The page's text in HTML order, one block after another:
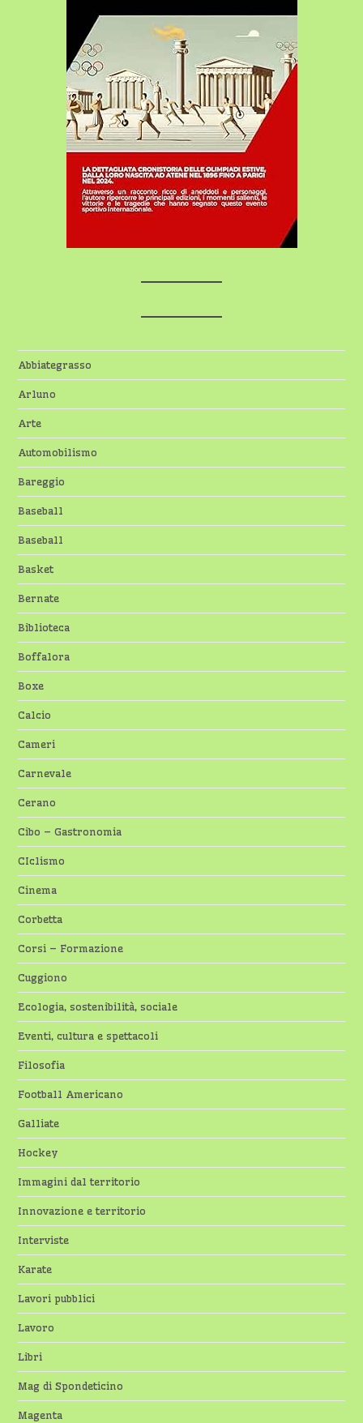
Abbiategrasso
Arluno
Arte
Automobilismo
Bareggio
Baseball
Baseball
Basket
Bernate
Biblioteca
Boffalora
Boxe
Calcio
Cameri
Carnevale
Cerano
Cibo – Gastronomia
CIclismo
Cinema
Corbetta
Corsi – Formazione
Cuggiono
Ecologia, sostenibilità, sociale
Eventi, cultura e spettacoli
Filosofia
Football Americano
Galliate
Hockey
Immagini dal territorio
Innovazione e territorio
Interviste
Karate
Lavori pubblici
Lavoro
Libri
Mag di Spondeticino
Magenta